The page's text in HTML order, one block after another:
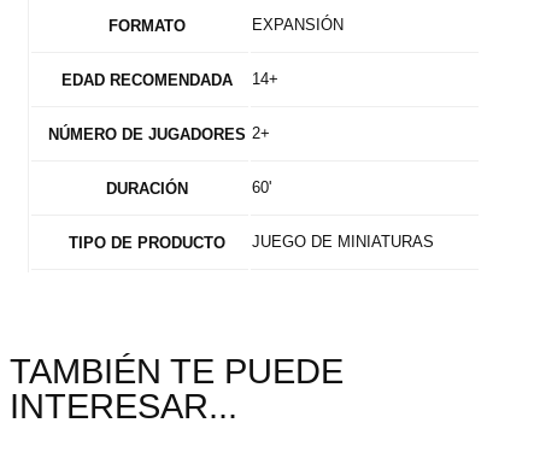
FORMATO EXPANSIÓN
EDAD RECOMENDADA 14+
NÚMERO DE JUGADORES 2+
DURACIÓN 60'
TIPO DE PRODUCTO JUEGO DE MINIATURAS
TAMBIÉN TE PUEDE
INTERESAR...